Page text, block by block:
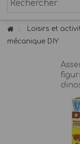
Loisirs et
mécanique DIY